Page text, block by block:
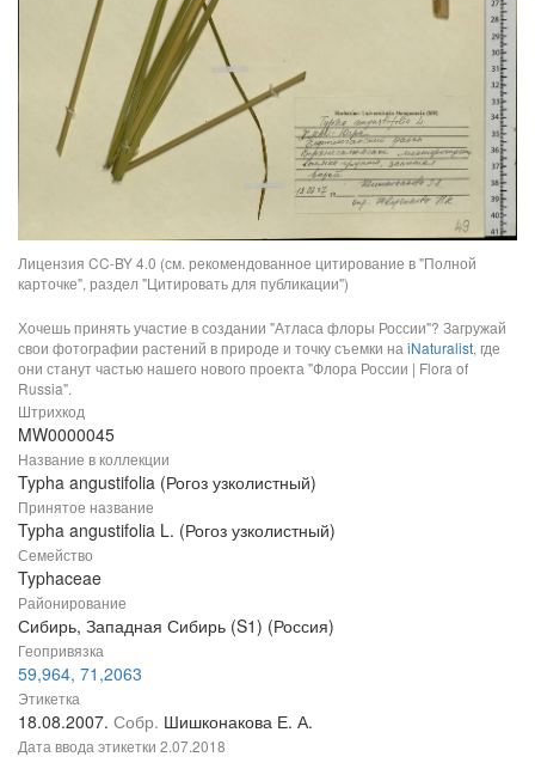
Лицензия CC-BY 4.0 (см. рекомендованное цитирование в "Полной
карточке", раздел "Цитировать для публикации")
Хочешь принять участие в создании "Атласа флоры России"? Загружай
свои фотографии растений в природе и точку съемки на iNaturalist, где
они станут частью нашего нового проекта "Флора России | Flora of
Russia".
Штрихкод
MW0000045
Название в коллекции
Typha angustifolia (Рогоз узколистный)
Принятое название
Typha angustifolia L. (Рогоз узколистный)
Семейство
Typhaceae
Районирование
Сибирь, Западная Сибирь (S1) (Россия)
Геопривязка
59,964, 71,2063
Этикетка
18.08.2007. Собр. Шишконакова Е. А.
Дата ввода этикетки 2.07.2018